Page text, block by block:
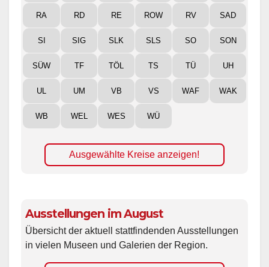
RA RD RE ROW RV SAD
SI SIG SLK SLS SO SON
SÜW TF TÖL TS TÜ UH
UL UM VB VS WAF WAK
WB WEL WES WÜ
Ausgewählte Kreise anzeigen!
Ausstellungen im August
Übersicht der aktuell stattfindenden Ausstellungen
in vielen Museen und Galerien der Region.